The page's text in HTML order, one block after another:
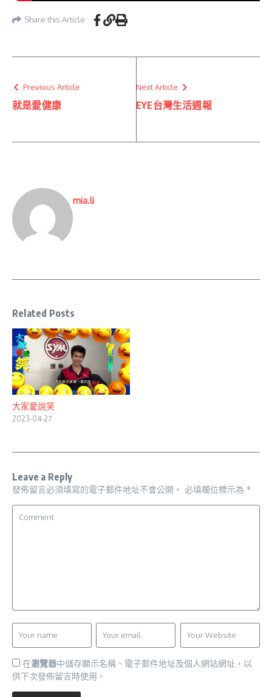
Share this Article
Previous Article
就是愛健康
Next Article
EYE台灣生活週報
mia.li
Related Posts
大家愛說笑
2023-04-27
Leave a Reply
發佈留言必須填寫的電子郵件地址不會公開。 必填欄位標示為 *
在瀏覽器中儲存顯示名稱、電子郵件地址及個人網站網址，以
供下次發佈留言時使用。